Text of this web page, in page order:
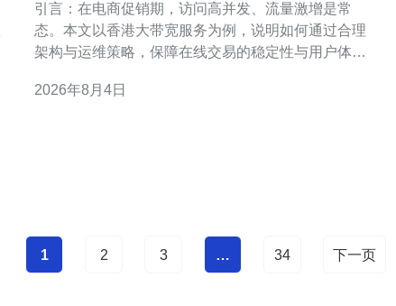
引言：在电商促销期，访问高并发、流量激增是常
态。本文以香港大带宽服务为例，说明如何通过合理
架构与运维策略，保障在线交易的稳定性与用户体
提供高容量上行下行链路，通过多链路冗余与跨机房
2026年8月4日
1 2 3 … 34 下一页